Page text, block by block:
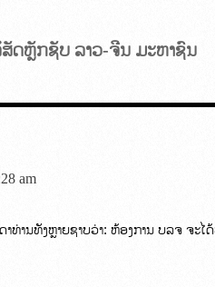
ດຫຼັກຊັບ ລາວ-ຈີນ ມະຫາຊົນ
am
ທ່ານທັງຫຼາຍຊາບວ່າ: ຫ້ອງການ ບລຈ ຈະ